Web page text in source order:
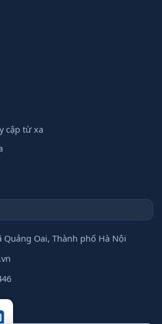
cập từ xa
Quảng Oai, Thành phố Hà Nội